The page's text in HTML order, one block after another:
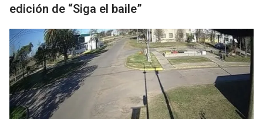
edición de “Siga el baile”